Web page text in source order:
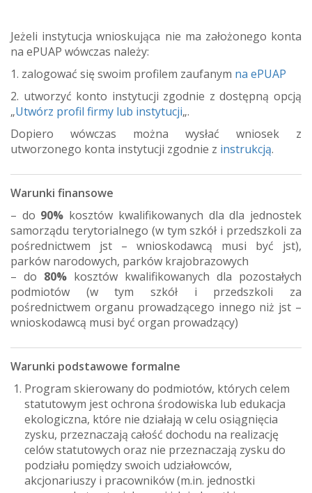
Jeżeli instytucja wnioskująca nie ma założonego konta
na ePUAP wówczas należy:
1. zalogować się swoim profilem zaufanym na ePUAP
2. utworzyć konto instytucji zgodnie z dostępną opcją
„Utwórz profil firmy lub instytucji„.
Dopiero wówczas można wysłać wniosek z
utworzonego konta instytucji zgodnie z instrukcją.
Warunki finansowe
– do 90% kosztów kwalifikowanych dla dla jednostek
samorządu terytorialnego (w tym szkół i przedszkoli za
pośrednictwem jst – wnioskodawcą musi być jst),
parków narodowych, parków krajobrazowych
– do 80% kosztów kwalifikowanych dla pozostałych
podmiotów (w tym szkół i przedszkoli za
pośrednictwem organu prowadzącego innego niż jst –
wnioskodawcą musi być organ prowadzący)
Warunki podstawowe formalne
Program skierowany do podmiotów, których celem
statutowym jest ochrona środowiska lub edukacja
ekologiczna, które nie działają w celu osiągnięcia
zysku, przeznaczają całość dochodu na realizację
celów statutowych oraz nie przeznaczają zysku do
podziału pomiędzy swoich udziałowców,
akcjonariuszy i pracowników (m.in. jednostki